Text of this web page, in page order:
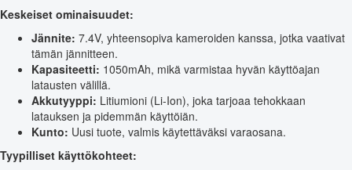
Keskeiset ominaisuudet:
Jännite: 7.4V, yhteensopiva kameroiden kanssa, jotka vaativat
tämän jännitteen.
Kapasiteetti: 1050mAh, mikä varmistaa hyvän käyttöajan
latausten välillä.
Akkutyyppi: Litiumioni (Li-Ion), joka tarjoaa tehokkaan
latauksen ja pidemmän käyttöiän.
Kunto: Uusi tuote, valmis käytettäväksi varaosana.
Tyypilliset käyttökohteet: